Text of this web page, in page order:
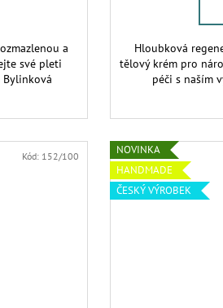
a
své pleti
Hloubková
tělový krém pro
péči s naším
Kód: 152/100
NOVINKA
HANDMADE
ČESKÝ VÝROBEK